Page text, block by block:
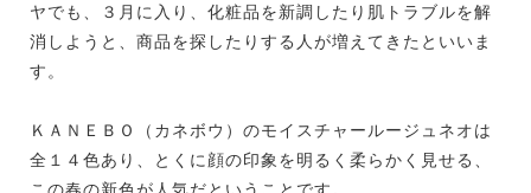
ヤでも、３月に入り、化粧品を新調したり肌トラブルを解
消しようと、商品を探したりする人が増えてきたといいま
す。
ＫＡＮＥＢＯ（カネボウ）のモイスチャールージュネオは
全１４色あり、とくに顔の印象を明るく柔らかく見せる、
この春の新色が人気だということです。